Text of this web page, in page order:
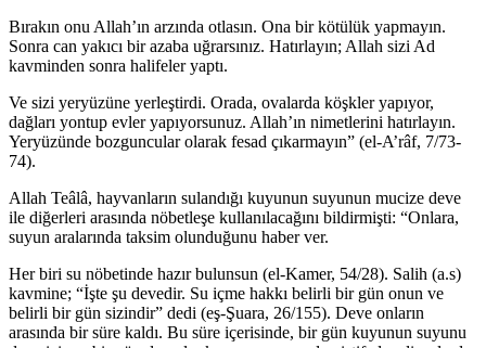
Bırakın onu Allah’ın arzında otlasın. Ona bir kötülük yapmayın.
Sonra can yakıcı bir azaba uğrarsınız. Hatırlayın; Allah sizi Ad
kavminden sonra halifeler yaptı.
Ve sizi yeryüzüne yerleştirdi. Orada, ovalarda köşkler yapıyor,
dağları yontup evler yapıyorsunuz. Allah’ın nimetlerini hatırlayın.
Yeryüzünde bozguncular olarak fesad çıkarmayın” (el-A’râf, 7/73-
74).
Allah Teâlâ, hayvanların sulandığı kuyunun suyunun mucize deve
ile diğerleri arasında nöbetleşe kullanılacağını bildirmişti: “Onlara,
suyun aralarında taksim olunduğunu haber ver.
Her biri su nöbetinde hazır bulunsun (el-Kamer, 54/28). Salih (a.s)
kavmine; “İşte şu devedir. Su içme hakkı belirli bir gün onun ve
belirli bir gün sizindir” dedi (eş-Şuara, 26/155). Deve onların
arasında bir süre kaldı. Bu süre içerisinde, bir gün kuyunun suyunu